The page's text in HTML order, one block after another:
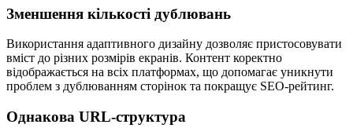
Зменшення кількості дублювань
Використання адаптивного дизайну дозволяє пристосовувати
вміст до різних розмірів екранів. Контент коректно
відображається на всіх платформах, що допомагає уникнути
проблем з дублюванням сторінок та покращує SEO-рейтинг.
Однакова URL-структура